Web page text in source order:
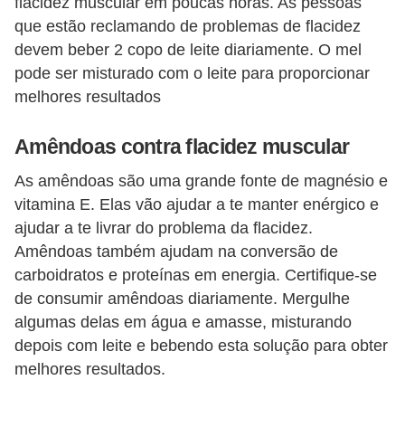
que estão reclamando de problemas de flacidez
devem beber 2 copo de leite diariamente. O mel
pode ser misturado com o leite para proporcionar
melhores resultados
Amêndoas contra flacidez muscular
As amêndoas são uma grande fonte de magnésio e
vitamina E. Elas vão ajudar a te manter enérgico e
ajudar a te livrar do problema da flacidez.
Amêndoas também ajudam na conversão de
carboidratos e proteínas em energia. Certifique-se
de consumir amêndoas diariamente. Mergulhe
algumas delas em água e amasse, misturando
depois com leite e bebendo esta solução para obter
melhores resultados.